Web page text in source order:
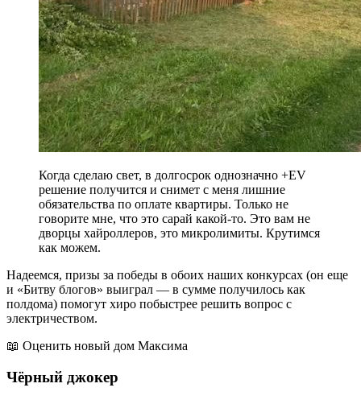
Когда сделаю свет, в долгосрок однозначно +EV
решение получится и снимет с меня лишние
обязательства по оплате квартиры. Только не
говорите мне, что это сарай какой-то. Это вам не
дворцы хайроллеров, это микролимиты. Крутимся
как можем.
Надеемся, призы за победы в обоих наших конкурсах (он еще
и «Битву блогов» выиграл — в сумме получилось как
полдома) помогут хиро побыстрее решить вопрос с
электричеством.
📖 Оценить новый дом Максима
Чёрный джокер